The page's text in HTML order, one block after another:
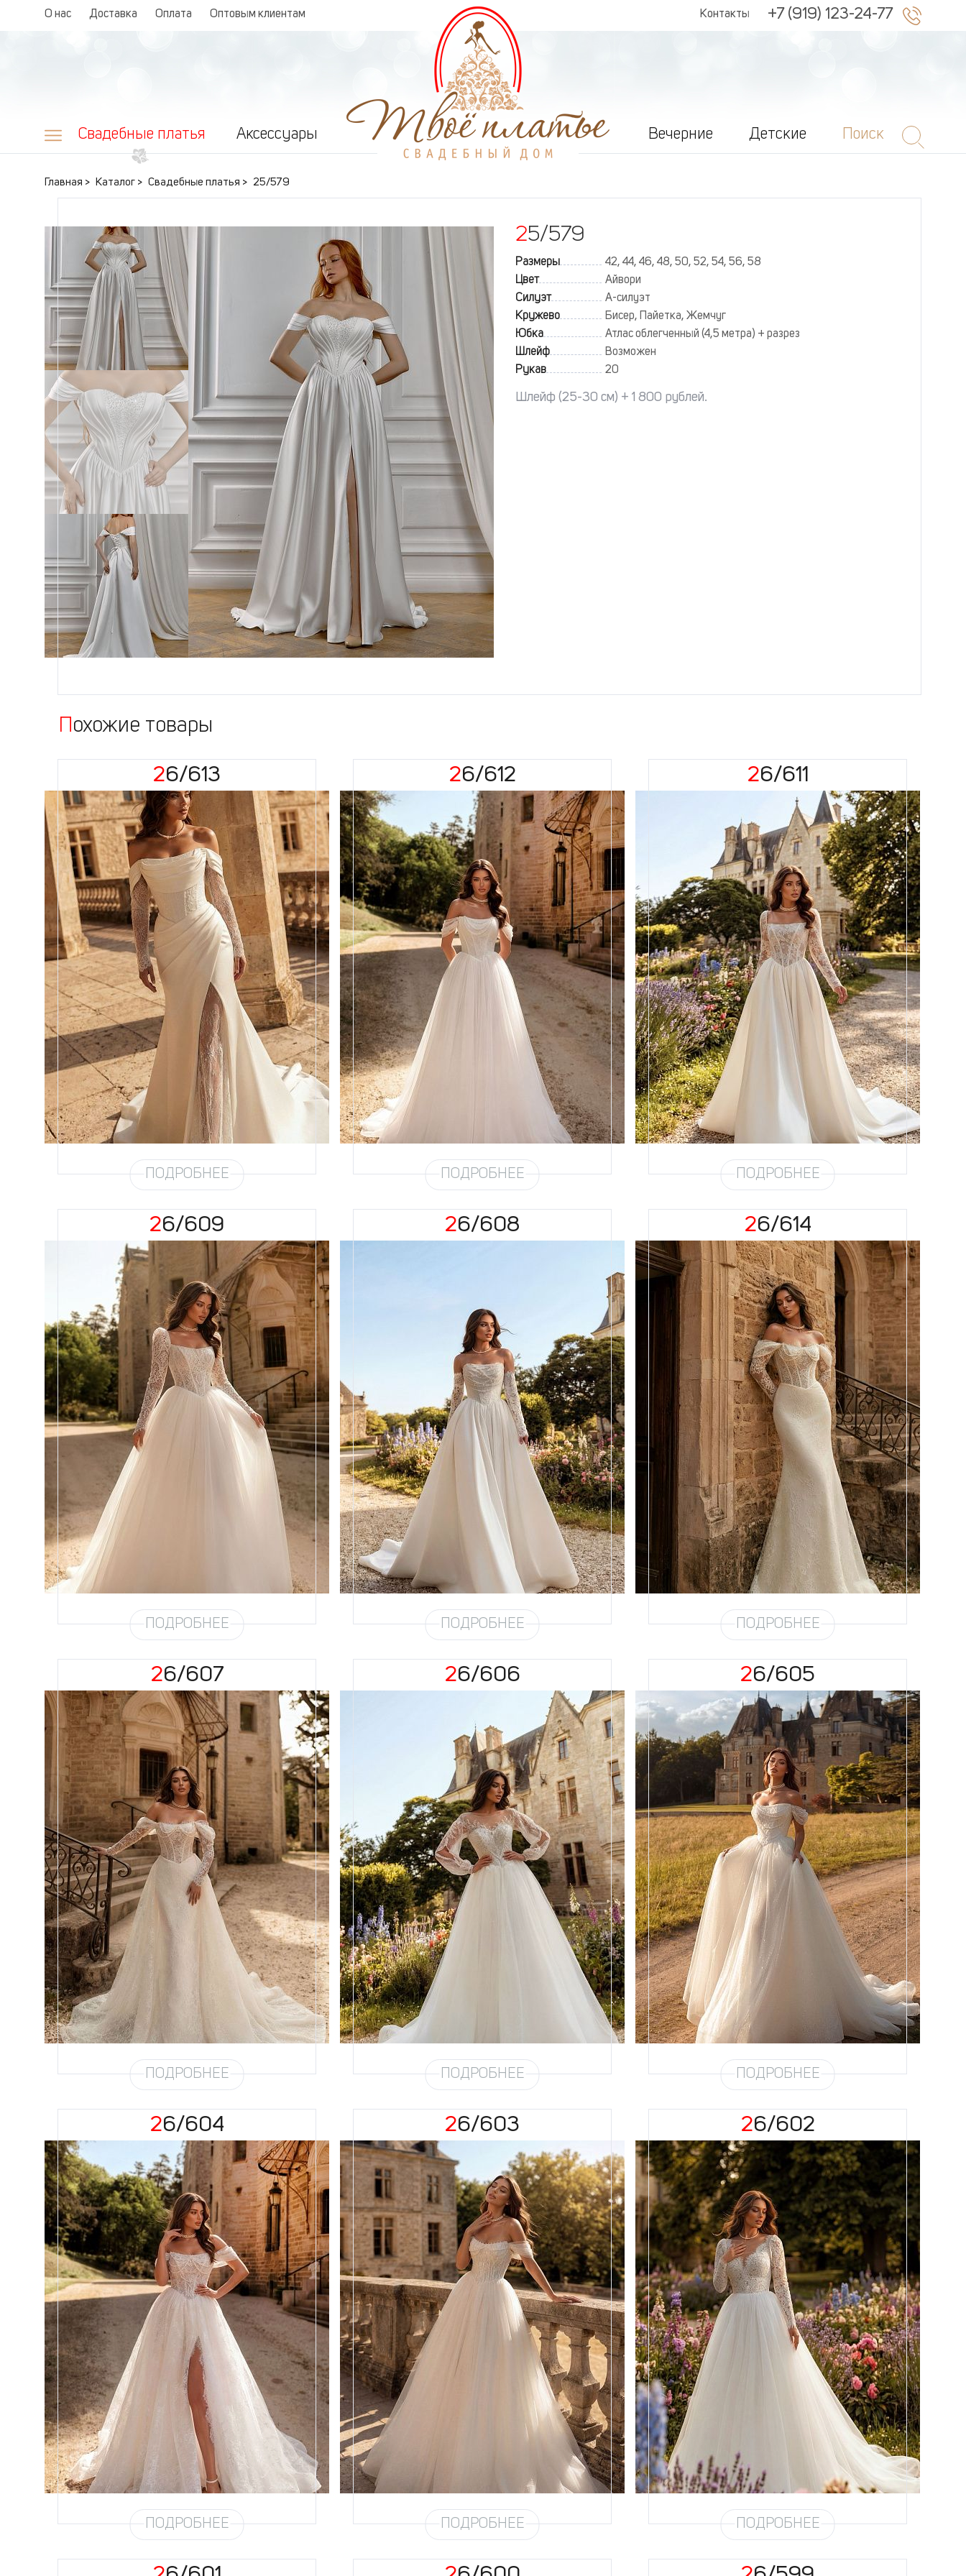
О нас Доставка Оплата Оптовым клиентам Контакты +7 (919) 123-24-77
Свадебные платья Аксессуары Вечерние Детские Поиск
Главная Каталог Свадебные платья 25/579
25/579
Размеры
42, 44, 46, 48, 50, 52, 54, 56, 58
Цвет
Айвори
Силуэт
А-силуэт
Кружево
Бисер, Пайетка, Жемчуг
Юбка
Атлас облегченный (4,5 метра) + разрез
Шлейф
Возможен
Рукав
20
Шлейф (25-30 см) + 1 800 рублей.
Похожие товары
26/613
Размеры
42, 44, 46, 48, 50, 52, 54, 56,
58
Цвет
Силуэт
Кружево
Пайетка
Юбка
Атлас облегченный
Шлейф
Возможен
Рукав
16/21
ПОДРОБНЕЕ
26/612
Размеры
42, 44, 46, 48, 50, 52, 54, 56,
Цвет
Силуэт
Кружево
Юбка
Шлейф
Рукав
ПОДРОБНЕЕ
26/611
Размеры
42, 44, 46, 48, 50, 52, 54, 56,
58
Цвет
Силуэт
Юбка
Атлас облегченный (4,5
Шлейф
ПОДРОБНЕЕ
26/609
Размеры
42, 44, 46, 48, 50, 52, 54, 56,
Цвет
Силуэт
Юбка
Шлейф
ПОДРОБНЕЕ
26/608
Размеры
42, 44, 46, 48, 50, 52, 54, 56,
Цвет
Айвори
Силуэт
Пышный
Кружево
Жемчуг
Юбка
Атлас плотный 4,5 метра +
Шлейф
Возможен
ПОДРОБНЕЕ
26/614
Размеры
42, 44, 46, 48, 50, 52, 54, 56,
58
Цвет
Айвори
Силуэт
Рыбка
Кружево
Жемчуг
Юбка
Атлас стрейч + кружево
Шлейф
Возможен
ПОДРОБНЕЕ
26/607
Размеры
42, 44, 46, 48, 50, 52, 54, 56,
Цвет
Силуэт
Кружево
Юбка
Атлас стрейч + кружево +
съёмная юбка по фото
Шлейф
Возможен
ПОДРОБНЕЕ
26/606
Размеры
42, 44, 46, 48, 50, 52, 54, 56,
58
Цвет
Силуэт
Кружево
Бисер, Пайетка, Жемчуг
Юбка
Европейка эконом + глиттер +
Глиттер
Шлейф
ПОДРОБНЕЕ
26/605
Размеры
42, 44, 46, 48, 50, 52, 54, 56,
58
Цвет
Айвори
Силуэт
Пышный
Кружево
Жемчуг
Юбка
Европейка эконом + глиттер +
хорс
Глиттер
Мерцание новое 4,5 метра
Шлейф
Рукав
31
ПОДРОБНЕЕ
26/604
Размеры
42, 44, 46, 48, 50, 52, 54, 56,
Цвет
Айвори
Силуэт
Пышный
Кружево
Жемчуг
Юбка
Европейка без еврофатина +
кружево (4,5м) + хорс + разрез
Шлейф
Возможен
Рукав
31
ПОДРОБНЕЕ
26/603
Размеры
42, 44, 46, 48, 50, 52, 54, 56,
58
Цвет
Силуэт
Кружево
Бисер, Пайетка, Жемчуг
Юбка
Европейка + глиттер + хорс
Глиттер
Шлейф
Рукав
ПОДРОБНЕЕ
26/602
Размеры
42, 44, 46, 48, 50, 52, 54, 56,
Цвет
Силуэт
Юбка
Круиз 5
Шлейф
Возможен
ПОДРОБНЕЕ